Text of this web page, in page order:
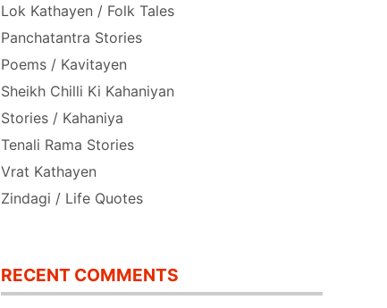
Lok Kathayen / Folk Tales
Panchatantra Stories
Poems / Kavitayen
Sheikh Chilli Ki Kahaniyan
Stories / Kahaniya
Tenali Rama Stories
Vrat Kathayen
Zindagi / Life Quotes
RECENT COMMENTS